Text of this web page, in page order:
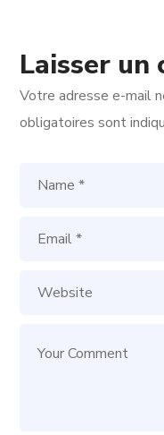
Laisser un
Votre adresse e-mail
obligatoires sont